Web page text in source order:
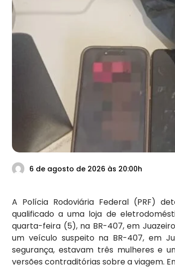
6 de agosto de 2026 às 20:00h
A Polícia Rodoviária Federal (PRF)
qualificado a uma loja de
quarta-feira (5), na BR-407, em
um veículo suspeito na BR-407, em
segurança, estavam três mulheres e
versões contraditórias sobre a viagem.